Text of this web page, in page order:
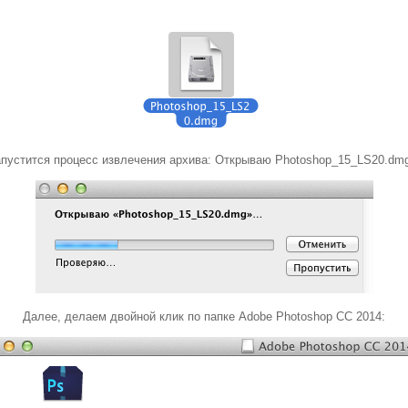
процесс извлечения архива: Открываю
Далее, делаем двойной клик по папке Adobe Photoshop CC 2014: